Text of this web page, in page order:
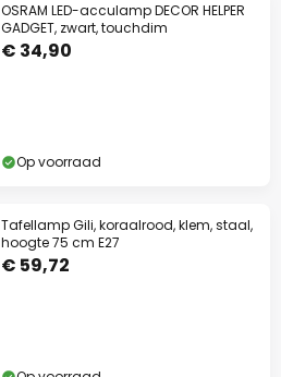
OSRAM LED-acculamp DECOR HELPER
GADGET, zwart, touchdim
€ 34,90
Op voorraad
Tafellamp Gili, koraalrood, klem, staal,
hoogte 75 cm E27
€ 59,72